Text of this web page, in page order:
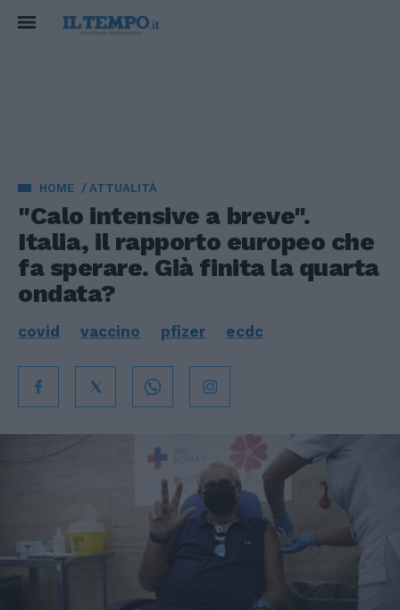
HOME ATTUALITÀ
"Calo intensive a breve".
Italia, il rapporto europeo che
fa sperare. Già finita la quarta
ondata?
covid vaccino pfizer ecdc